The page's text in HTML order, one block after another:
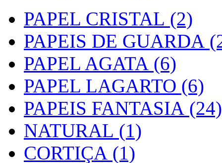
PAPEL CRISTAL (2)
PAPEIS DE GUARDA
PAPEL AGATA (6)
PAPEL LAGARTO (6)
PAPEIS FANTASIA (24)
NATURAL (1)
CORTIÇA (1)